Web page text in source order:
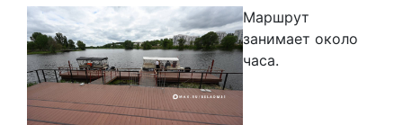
Маршрут
занимает около
часа.